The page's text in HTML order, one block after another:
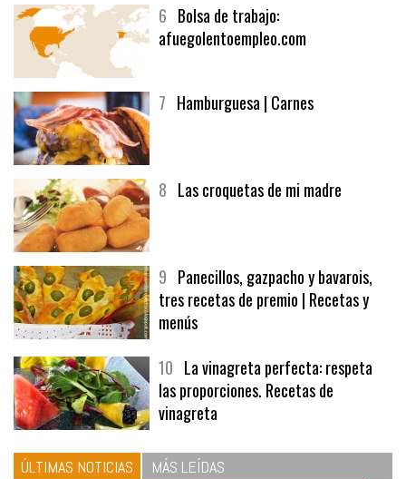
6 Bolsa de trabajo:
afuegolentoempleo.com
7 Hamburguesa | Carnes
8 Las croquetas de mi madre
9 Panecillos, gazpacho y bavarois,
tres recetas de premio | Recetas y
menús
10 La vinagreta perfecta: respeta
las proporciones. Recetas de
vinagreta
ÚLTIMAS NOTICIAS MÁS LEÍDAS